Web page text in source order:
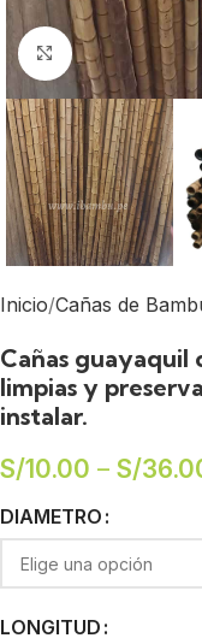
Click to
Inicio Cañas de
Cañas guayaquil
limpias y
instalar.
S/10.00 – S/
DIAMETRO
LONGITUD